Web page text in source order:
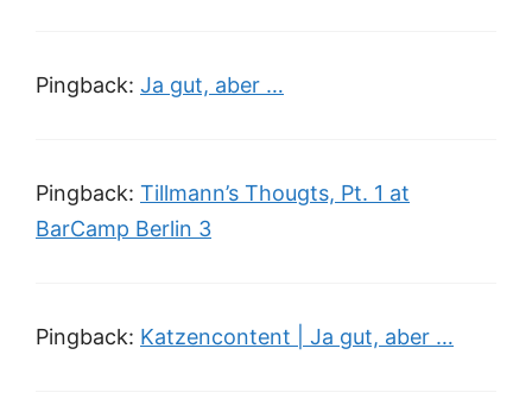
Pingback: Ja gut, aber …
Pingback: Tillmann’s Thougts, Pt. 1 at
BarCamp Berlin 3
Pingback: Katzencontent | Ja gut, aber …